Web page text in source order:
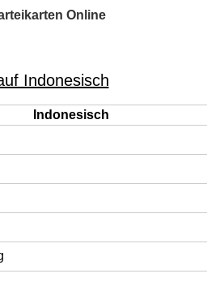
Online
Indonesisch
Indonesisch